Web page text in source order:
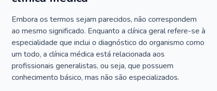
Embora os termos sejam parecidos, não correspondem
ao mesmo significado. Enquanto a clínica geral refere-se à
especialidade que inclui o diagnóstico do organismo como
um todo, a clínica médica está relacionada aos
profissionais generalistas, ou seja, que possuem
conhecimento básico, mas não são especializados.